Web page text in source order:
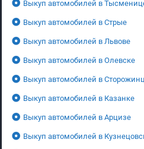
Выкуп автомобилей в
Выкуп автомобилей в Стрые
Выкуп автомобилей в Львове
Выкуп автомобилей в Олевске
Выкуп автомобилей в
Выкуп автомобилей в Казанке
Выкуп автомобилей в Арцизе
Выкуп автомобилей в